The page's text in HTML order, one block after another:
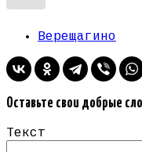
Верещагино
Оставьте свои добрые
Текст